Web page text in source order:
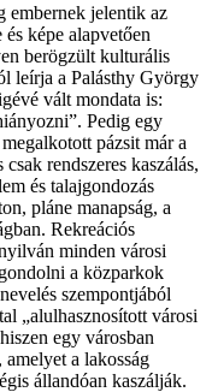
embernek jelentik az
képe alapvetően
berögzült kulturális
leírja a Palásthy György
vált mondata is:
Pedig egy
pázsit már a
rendszeres kaszálás,
és talajgondozás
pláne manapság, a
Rekreációs
minden városi
a közparkok
szempontjából
„alulhasznosított városi
egy városban
a lakosság
állandóan kaszálják.